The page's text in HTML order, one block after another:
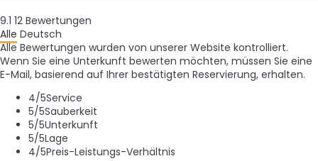
9.1 12 Bewertungen
Alle Deutsch
Alle Bewertungen wurden von unserer Website kontrolliert.
Wenn Sie eine Unterkunft bewerten möchten, müssen Sie eine
E-Mail, basierend auf Ihrer bestätigten Reservierung, erhalten.
4/5Service
5/5Sauberkeit
5/5Unterkunft
5/5Lage
4/5Preis-Leistungs-Verhältnis